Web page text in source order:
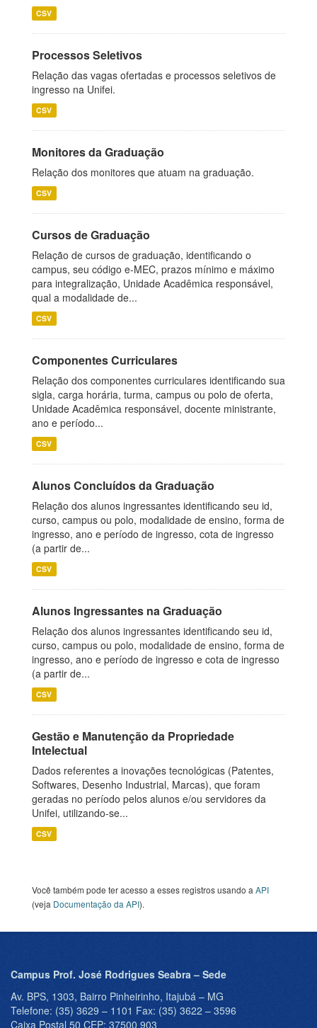
CSV
Processos Seletivos
Relação das vagas ofertadas e processos seletivos de
ingresso na Unifei.
CSV
Monitores da Graduação
Relação dos monitores que atuam na graduação.
CSV
Cursos de Graduação
Relação de cursos de graduação, identificando o
campus, seu código e-MEC, prazos mínimo e máximo
para integralização, Unidade Acadêmica responsável,
qual a modalidade de...
CSV
Componentes Curriculares
Relação dos componentes curriculares identificando sua
sigla, carga horária, turma, campus ou polo de oferta,
Unidade Acadêmica responsável, docente ministrante,
ano e período...
CSV
Alunos Concluídos da Graduação
Relação dos alunos ingressantes identificando seu id,
curso, campus ou polo, modalidade de ensino, forma de
ingresso, ano e período de ingresso, cota de ingresso
(a partir de...
CSV
Alunos Ingressantes na Graduação
Relação dos alunos ingressantes identificando seu id,
curso, campus ou polo, modalidade de ensino, forma de
ingresso, ano e período de ingresso e cota de ingresso
(a partir de...
CSV
Gestão e Manutenção da Propriedade
Intelectual
Dados referentes a inovações tecnológicas (Patentes,
Softwares, Desenho Industrial, Marcas), que foram
geradas no período pelos alunos e/ou servidores da
Unifei, utilizando-se...
CSV
Você também pode ter acesso a esses registros usando a API
(veja Documentação da API).
Campus Prof. José Rodrigues Seabra – Sede
Av. BPS, 1303, Bairro Pinheirinho, Itajubá – MG
Telefone: (35) 3629 – 1101 Fax: (35) 3622 – 3596
Caixa Postal 50 CEP: 37500 903